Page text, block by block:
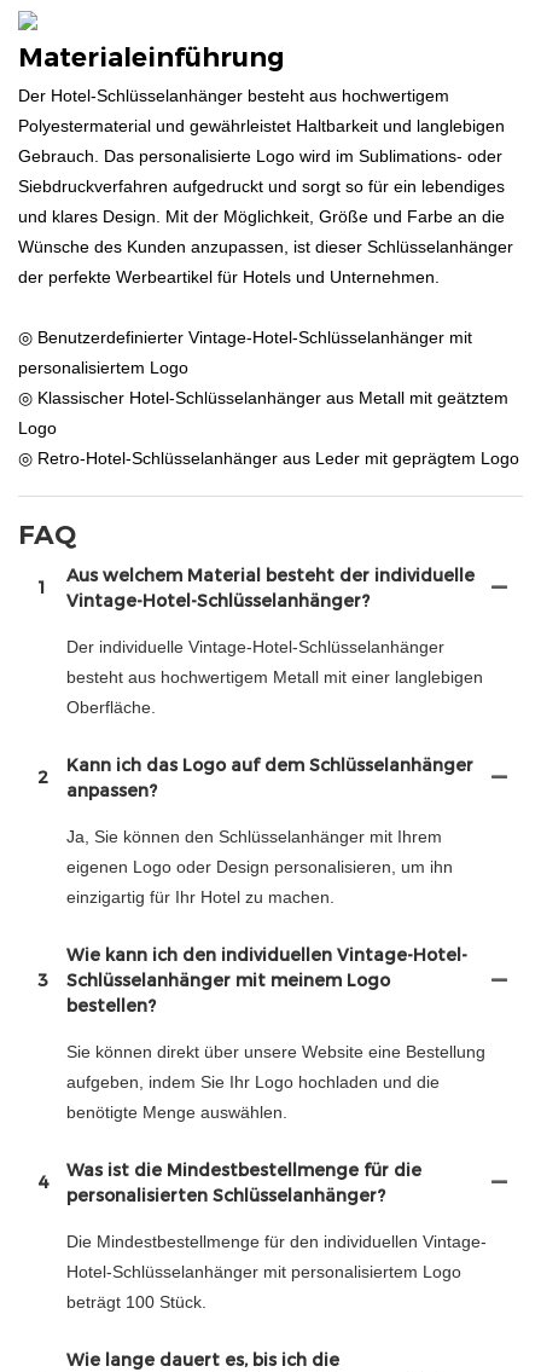
Materialeinführung
Der Hotel-Schlüsselanhänger besteht aus hochwertigem
Polyestermaterial und gewährleistet Haltbarkeit und langlebigen
Gebrauch. Das personalisierte Logo wird im Sublimations- oder
Siebdruckverfahren aufgedruckt und sorgt so für ein lebendiges
und klares Design. Mit der Möglichkeit, Größe und Farbe an die
Wünsche des Kunden anzupassen, ist dieser Schlüsselanhänger
der perfekte Werbeartikel für Hotels und Unternehmen.
◎ Benutzerdefinierter Vintage-Hotel-Schlüsselanhänger mit
personalisiertem Logo
◎ Klassischer Hotel-Schlüsselanhänger aus Metall mit geätztem
Logo
◎ Retro-Hotel-Schlüsselanhänger aus Leder mit geprägtem Logo
FAQ
1
Aus welchem ​​Material besteht der individuelle
Vintage-Hotel-Schlüsselanhänger?
Der individuelle Vintage-Hotel-Schlüsselanhänger
besteht aus hochwertigem Metall mit einer langlebigen
Oberfläche.
2
Kann ich das Logo auf dem Schlüsselanhänger
anpassen?
Ja, Sie können den Schlüsselanhänger mit Ihrem
eigenen Logo oder Design personalisieren, um ihn
einzigartig für Ihr Hotel zu machen.
3
Wie kann ich den individuellen Vintage-Hotel-
Schlüsselanhänger mit meinem Logo
bestellen?
Sie können direkt über unsere Website eine Bestellung
aufgeben, indem Sie Ihr Logo hochladen und die
benötigte Menge auswählen.
4
Was ist die Mindestbestellmenge für die
personalisierten Schlüsselanhänger?
Die Mindestbestellmenge für den individuellen Vintage-
Hotel-Schlüsselanhänger mit personalisiertem Logo
beträgt 100 Stück.
Wie lange dauert es, bis ich die